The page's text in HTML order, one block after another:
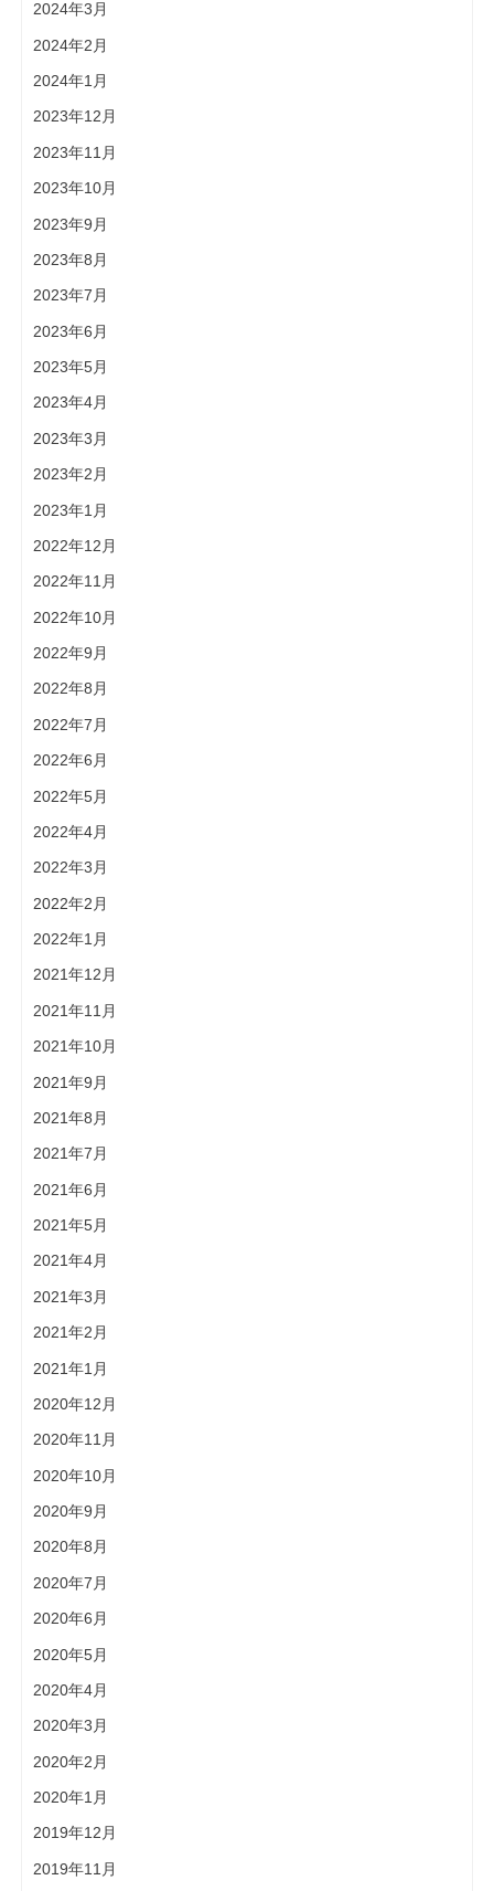
2024年3月
2024年2月
2024年1月
2023年12月
2023年11月
2023年10月
2023年9月
2023年8月
2023年7月
2023年6月
2023年5月
2023年4月
2023年3月
2023年2月
2023年1月
2022年12月
2022年11月
2022年10月
2022年9月
2022年8月
2022年7月
2022年6月
2022年5月
2022年4月
2022年3月
2022年2月
2022年1月
2021年12月
2021年11月
2021年10月
2021年9月
2021年8月
2021年7月
2021年6月
2021年5月
2021年4月
2021年3月
2021年2月
2021年1月
2020年12月
2020年11月
2020年10月
2020年9月
2020年8月
2020年7月
2020年6月
2020年5月
2020年4月
2020年3月
2020年2月
2020年1月
2019年12月
2019年11月